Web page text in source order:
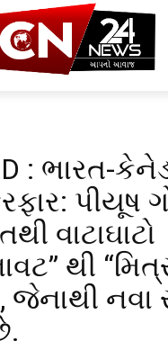
: ભારત-
પીયૂષ
વાટાઘાટો
થી
જેનાથી નવા